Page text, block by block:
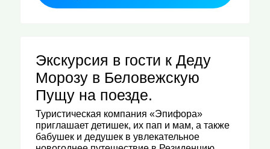
Экскурсия в гости к Деду
Морозу в Беловежскую
Пущу на поезде.
Туристическая компания «Эпифора»
приглашает детишек, их пап и мам, а также
бабушек и дедушек в увлекательное